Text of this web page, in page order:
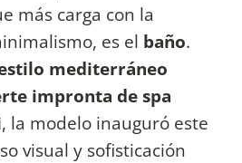
más carga con la
es el baño.
mediterráneo
impronta de spa
, la modelo inauguró este
visual y sofisticación